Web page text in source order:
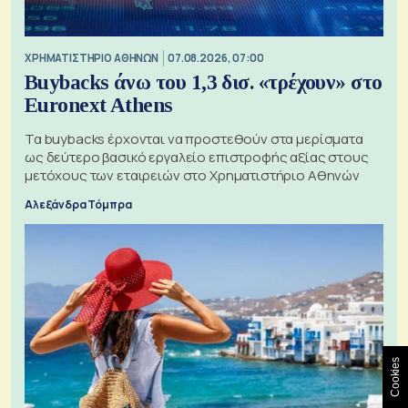
XΡΗΜΑΤΙΣΤΗΡΙΟ ΑΘΗΝΩΝ 07.08.2026, 07:00
Buybacks άνω του 1,3 δισ. «τρέχουν» στο
Euronext Athens
Τα buybacks έρχονται να προστεθούν στα μερίσματα
ως δεύτερο βασικό εργαλείο επιστροφής αξίας στους
μετόχους των εταιρειών στο Χρηματιστήριο Αθηνών
Αλεξάνδρα Τόμπρα
Cookies